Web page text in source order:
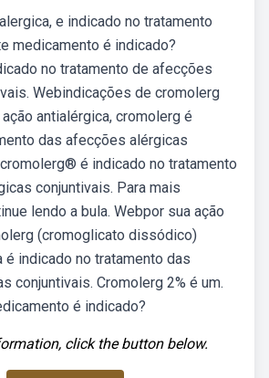
e indicado no tratamento
medicamento é indicado?
no tratamento de afecções
Webindicações de cromolerg
antialérgica, cromolerg é
das afecções alérgicas
é indicado no tratamento
conjuntivais. Para mais
lendo a bula. Webpor sua ação
(cromoglicato dissódico)
indicado no tratamento das
conjuntivais. Cromolerg 2% é um.
é indicado?
click the button below.